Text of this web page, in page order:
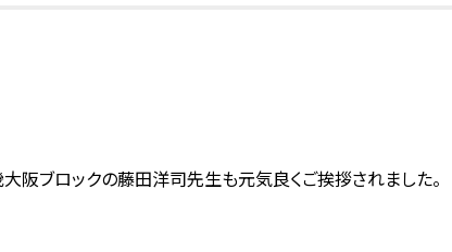
阪ブロックの藤田洋司先生も元気良くご挨拶されました。